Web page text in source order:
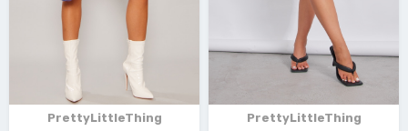
PrettyLittleThing PrettyLittleThing